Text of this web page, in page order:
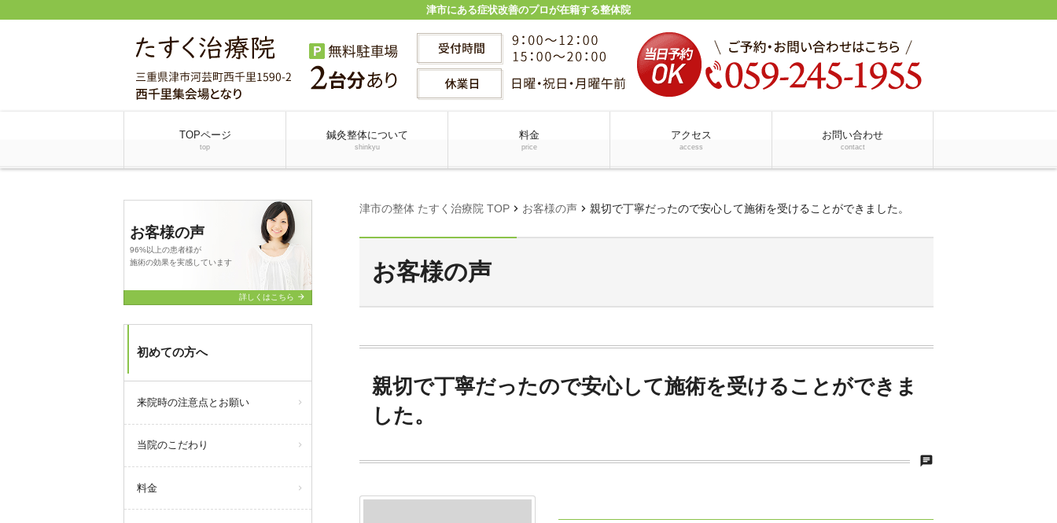
津市にある症状改善のプロが在籍する整体院
TOPページ
top
鍼灸整体について
shinkyu
料金
price
アクセス
access
お問い合わせ
contact
津市の整体 たすく治療院 TOP chevron_right お客様の声 chevron_right 親切で丁寧だったので安心して施術を受けることができました。
お客様の声
親切で丁寧だったので安心して施術を受けることができま
した。
chat
お客様の声
96%以上の患者様が
施術の効果を実感しています
詳しくはこちら arrow_forward
初めての方へ
来院時の注意点とお願い
当院のこだわり
料金